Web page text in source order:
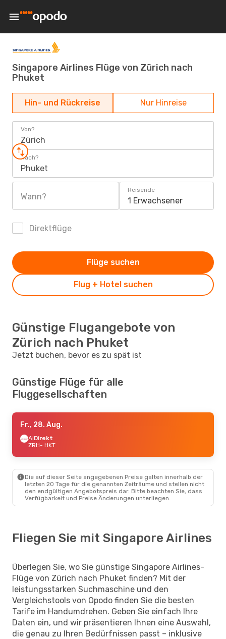
Singapore Airlines Flüge von Zürich nach
Phuket
Hin- und Rückreise Nur Hinreise
Von?
Zürich
Nach?
Phuket
Wann?
Reisende
1 Erwachsener
Direktflüge
Flug + Hotel suchen
Flüge suchen
Günstige Flugangebote von
Zürich nach Phuket
Jetzt buchen, bevor es zu spät ist
Günstige Flüge für alle
Fluggesellschaften
Fr., 28. Aug.
AIDirekt
ZRH- HKT
Die auf dieser Seite angegebenen Preise galten innerhalb der
letzten 20 Tage für die genannten Zeiträume und stellen nicht
den endgültigen Angebotspreis dar. Bitte beachten Sie, dass
Verfügbarkeit und Preise Änderungen unterliegen.
Fliegen Sie mit Singapore Airlines
Überlegen Sie, wo Sie günstige Singapore Airlines-
Flüge von Zürich nach Phuket finden? Mit der
leistungsstarken Suchmaschine und den
Vergleichstools von Opodo finden Sie die besten
Tarife im Handumdrehen. Geben Sie einfach Ihre
Daten ein, und wir präsentieren Ihnen eine Auswahl,
die genau zu Ihren Bedürfnissen passt – inklusive